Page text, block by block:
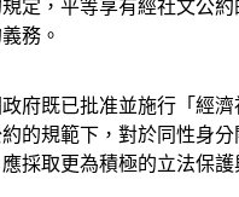
定，平等享有經社文公
務。
府既已批准並施行「經濟
的規範下，對於同性身
採取更為積極的立法保護